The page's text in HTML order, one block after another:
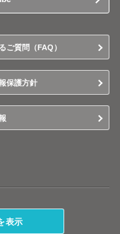
ご質問（FAQ）
保護方針
表示